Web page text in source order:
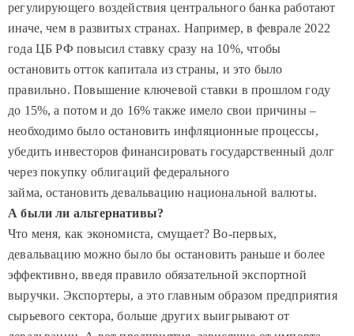
регулирующего воздействия центрального банка работают
иначе, чем в развитых странах. Например, в феврале 2022
года ЦБ РФ повысил ставку сразу на 10%, чтобы
остановить отток капитала из страны, и это было
правильно. Повышение ключевой ставки в прошлом году
до 15%, а потом и до 16% также имело свои причины –
необходимо было остановить инфляционные процессы,
убедить инвесторов финансировать государственный долг
через покупку облигаций федерального
займа, остановить девальвацию национальной валюты.
А были ли альтернативы?
Что меня, как экономиста, смущает? Во-первых,
девальвацию можно было бы остановить раньше и более
эффективно, введя правило обязательной экспортной
выручки. Экспортеры, а это главным образом предприятия
сырьевого сектора, больше других выигрывают от